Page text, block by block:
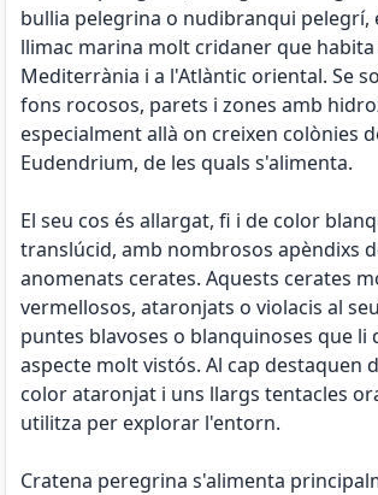
bullia pelegrina o nudibranqui pelegrí,
llimac marina molt cridaner que habita
Mediterrània i a l'Atlàntic oriental. Se
fons rocosos, parets i zones amb
especialment allà on creixen colònies
Eudendrium, de les quals s'alimenta.
El seu cos és allargat, fi i de color
translúcid, amb nombrosos apèndixs
anomenats cerates. Aquests cerates
vermellosos, ataronjats o violacis al
puntes blavoses o blanquinoses que li
aspecte molt vistós. Al cap destaquen
color ataronjat i uns llargs tentacles
utilitza per explorar l'entorn.
Cratena peregrina s'alimenta